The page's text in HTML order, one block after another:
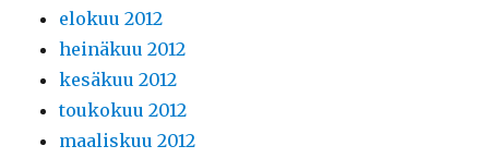
elokuu 2012
heinäkuu 2012
kesäkuu 2012
toukokuu 2012
maaliskuu 2012